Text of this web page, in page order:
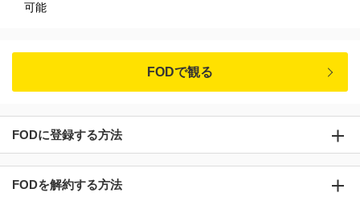
可能
FODで観る
FODに登録する方法
FODを解約する方法